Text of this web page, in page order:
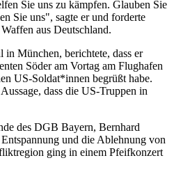
Sie uns zu kämpfen. Glauben Sie
Sie uns", sagte er und forderte
aus Deutschland.
München, berichtete, dass er
Söder am Vortag am Flughafen
US-Soldat*innen begrüßt habe.
dass die US-Truppen in
des DGB Bayern, Bernhard
und die Ablehnung von
ging in einem Pfeifkonzert